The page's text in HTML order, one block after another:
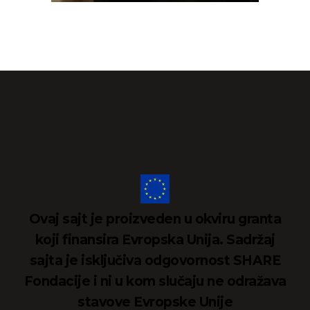
Ovaj sajt je proizveden u okviru granta
koji finansira Evropska Unija. Sadržaj
sajta je isključiva odgovornost SHARE
Fondacije i ni u kom slučaju ne odražava
stavove Evropske Unije